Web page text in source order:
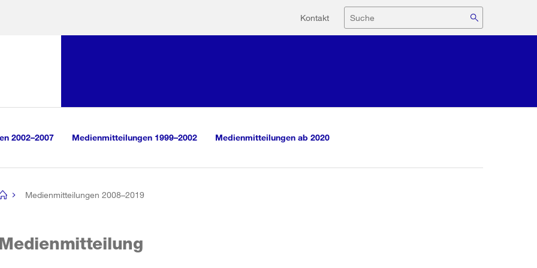
Hilfsnavigation
Kontakt Suche
2002–2007 Medienmitteilungen 1999–2002 Medienmitteilungen ab 2020
Medienmitteilungen 2008–2019